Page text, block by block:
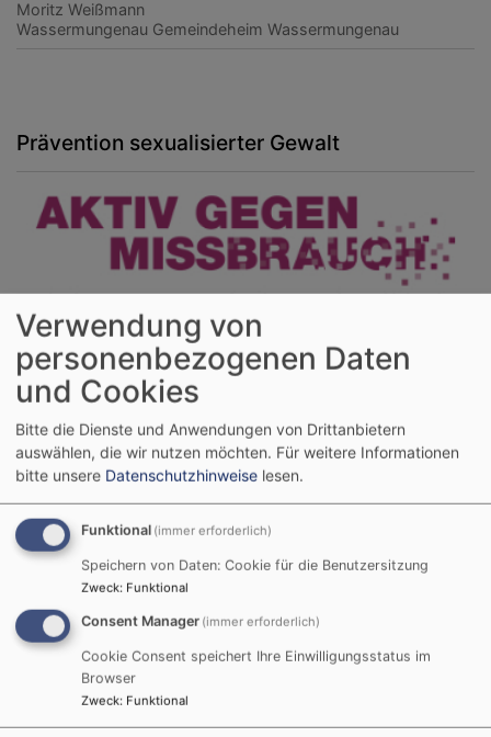
Moritz Weißmann
Wassermungenau Gemeindeheim Wassermungenau
Prävention sexualisierter Gewalt
Liturgischer Kalender
Aktueller Feiertag:
09.08.2026 10. Sonntag nach Trinitatis:
Jerusalems“
Wochenspruch:Ps 33,12
Wochenpsalm:
Predigttext:Röm 9,1-5
Der nächste hohe kirchliche Feiertag:
Verwendung von
personenbezogenen Daten
und Cookies
Bitte die Dienste und Anwendungen von Drittanbietern
auswählen, die wir nutzen möchten. Für weitere Informationen
bitte unsere Datenschutzhinweise lesen.
Funktional (immer erforderlich)
Speichern von Daten: Cookie für die Benutzersitzung
Zweck: Funktional
Consent Manager (immer erforderlich)
Cookie Consent speichert Ihre Einwilligungsstatus im
Browser
Zweck: Funktional